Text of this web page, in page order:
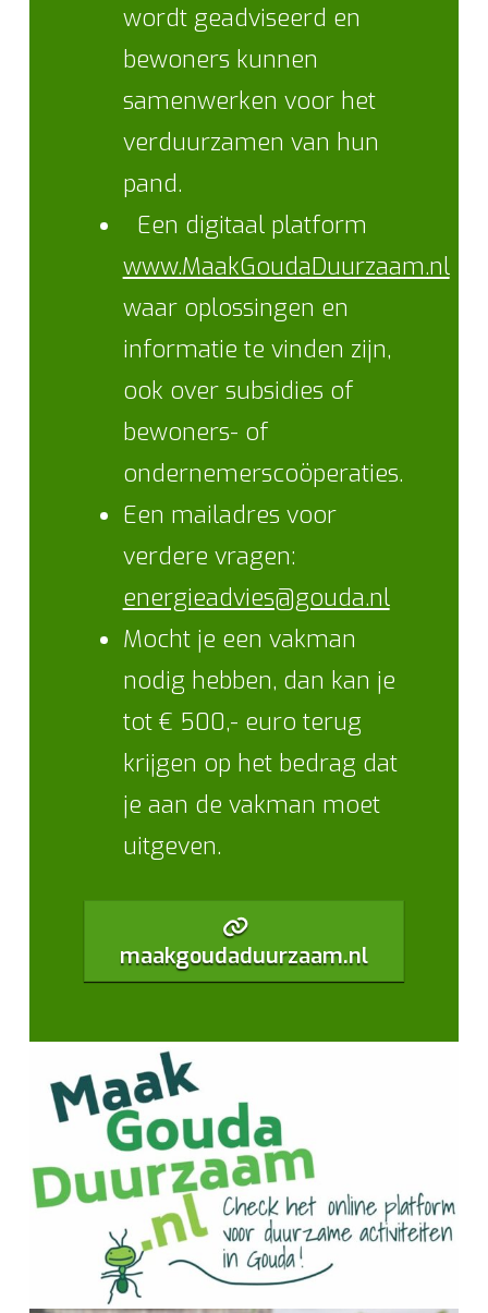
wordt geadviseerd en
bewoners kunnen
samenwerken voor het
verduurzamen van hun
pand.
Een digitaal platform
www.MaakGoudaDuurzaam.nl
waar oplossingen en
informatie te vinden zijn,
ook over subsidies of
bewoners- of
ondernemerscoöperaties.
Een mailadres voor
verdere vragen:
energieadvies@gouda.nl
Mocht je een vakman
nodig hebben, dan kan je
tot € 500,- euro terug
krijgen op het bedrag dat
je aan de vakman moet
uitgeven.
maakgoudaduurzaam.nl